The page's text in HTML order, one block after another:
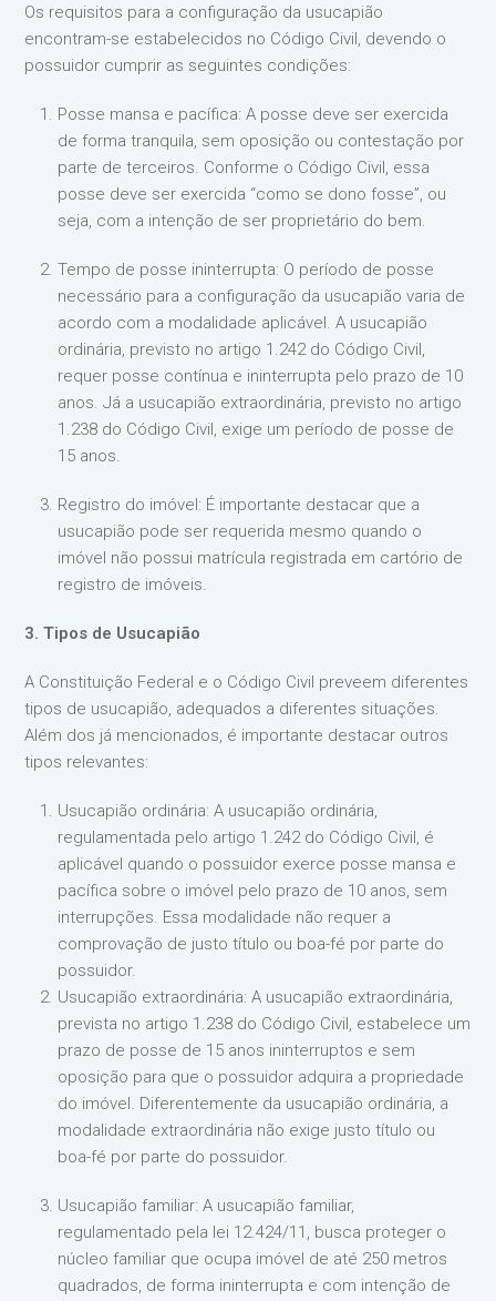
Os requisitos para a configuração da usucapião
encontram-se estabelecidos no Código Civil, devendo o
possuidor cumprir as seguintes condições:
Posse mansa e pacífica: A posse deve ser exercida
de forma tranquila, sem oposição ou contestação por
parte de terceiros. Conforme o Código Civil, essa
posse deve ser exercida “como se dono fosse”, ou
seja, com a intenção de ser proprietário do bem.
Tempo de posse ininterrupta: O período de posse
necessário para a configuração da usucapião varia de
acordo com a modalidade aplicável. A usucapião
ordinária, previsto no artigo 1.242 do Código Civil,
requer posse contínua e ininterrupta pelo prazo de 10
anos. Já a usucapião extraordinária, previsto no artigo
1.238 do Código Civil, exige um período de posse de
15 anos.
Registro do imóvel: É importante destacar que a
usucapião pode ser requerida mesmo quando o
imóvel não possui matrícula registrada em cartório de
registro de imóveis.
3. Tipos de Usucapião
A Constituição Federal e o Código Civil preveem diferentes
tipos de usucapião, adequados a diferentes situações.
Além dos já mencionados, é importante destacar outros
tipos relevantes:
Usucapião ordinária: A usucapião ordinária,
regulamentada pelo artigo 1.242 do Código Civil, é
aplicável quando o possuidor exerce posse mansa e
pacífica sobre o imóvel pelo prazo de 10 anos, sem
interrupções. Essa modalidade não requer a
comprovação de justo título ou boa-fé por parte do
possuidor.
Usucapião extraordinária: A usucapião extraordinária,
prevista no artigo 1.238 do Código Civil, estabelece um
prazo de posse de 15 anos ininterruptos e sem
oposição para que o possuidor adquira a propriedade
do imóvel. Diferentemente da usucapião ordinária, a
modalidade extraordinária não exige justo título ou
boa-fé por parte do possuidor.
Usucapião familiar: A usucapião familiar,
regulamentado pela lei 12.424/11, busca proteger o
núcleo familiar que ocupa imóvel de até 250 metros
quadrados, de forma ininterrupta e com intenção de